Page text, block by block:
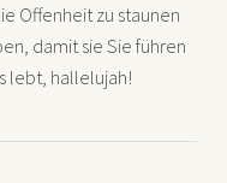
Offenheit zu staunen
damit sie Sie führen
lebt, hallelujah!